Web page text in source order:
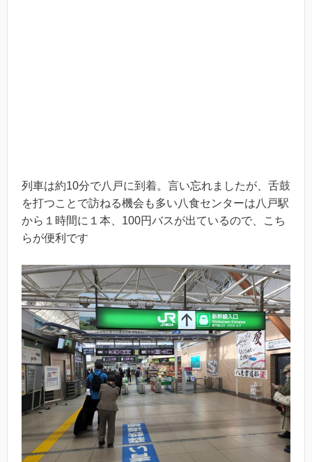
列車は約10分で八戸に到着。言い忘れましたが、舌鼓
を打つことで訪ねる機会も多い八食センターは八戸駅
から１時間に１本、100円バスが出ているので、こち
らが便利です